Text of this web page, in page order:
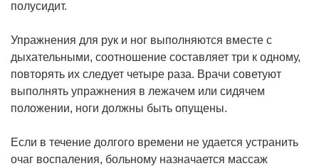
полусидит.
Упражнения для рук и ног выполняются вместе с
дыхательными, соотношение составляет три к одному,
повторять их следует четыре раза. Врачи советуют
выполнять упражнения в лежачем или сидячем
положении, ноги должны быть опущены.
Если в течение долгого времени не удается устранить
очаг воспаления, больному назначается массаж